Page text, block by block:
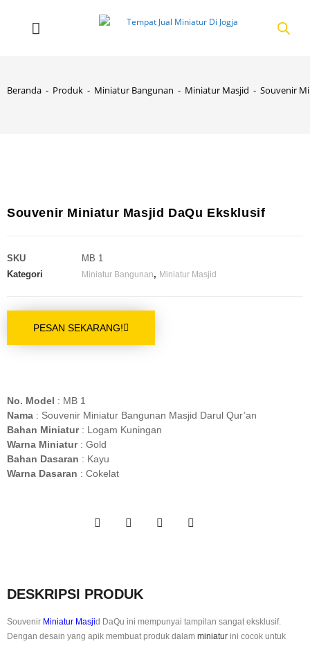
Beranda - Produk - Miniatur Bangunan - Miniatur Masjid - Souvenir
Souvenir Miniatur Masjid DaQu Eksklusif
SKU
MB 1
Kategori
Miniatur Bangunan, Miniatur Masjid
PESAN SEKARANG!
No. Model : MB 1
Nama : Souvenir Miniatur Bangunan Masjid Darul Qur’an
Bahan Miniatur: Logam Kuningan
Warna Miniatur: Gold
Bahan Dasaran : Kayu
Warna Dasaran : Cokelat
DESKRIPSI PRODUK
Souvenir Miniatur Masjid DaQu ini mempunyai tampilan sangat eksklusif.
Dengan desain yang apik membuat produk dalam miniatur ini cocok untuk